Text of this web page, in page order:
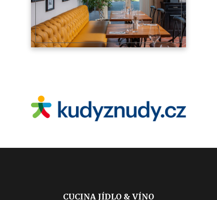
CUCINA JÍDLO & VÍNO